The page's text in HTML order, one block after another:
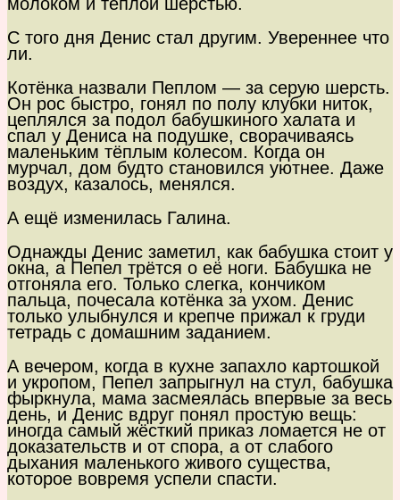
С того дня Денис стал другим. Увереннее что
ли.
Котёнка назвали Пеплом — за серую шерсть.
Он рос быстро, гонял по полу клубки ниток,
цеплялся за подол бабушкиного халата и
спал у Дениса на подушке, сворачиваясь
маленьким тёплым колесом. Когда он
мурчал, дом будто становился уютнее. Даже
воздух, казалось, менялся.
А ещё изменилась Галина.
Однажды Денис заметил, как бабушка стоит у
окна, а Пепел трётся о её ноги. Бабушка не
отгоняла его. Только слегка, кончиком
пальца, почесала котёнка за ухом. Денис
только улыбнулся и крепче прижал к груди
тетрадь с домашним заданием.
А вечером, когда в кухне запахло картошкой
и укропом, Пепел запрыгнул на стул, бабушка
фыркнула, мама засмеялась впервые за весь
день, и Денис вдруг понял простую вещь:
иногда самый жёсткий приказ ломается не от
доказательств и от спора, а от слабого
дыхания маленького живого существа,
которое вовремя успели спасти.